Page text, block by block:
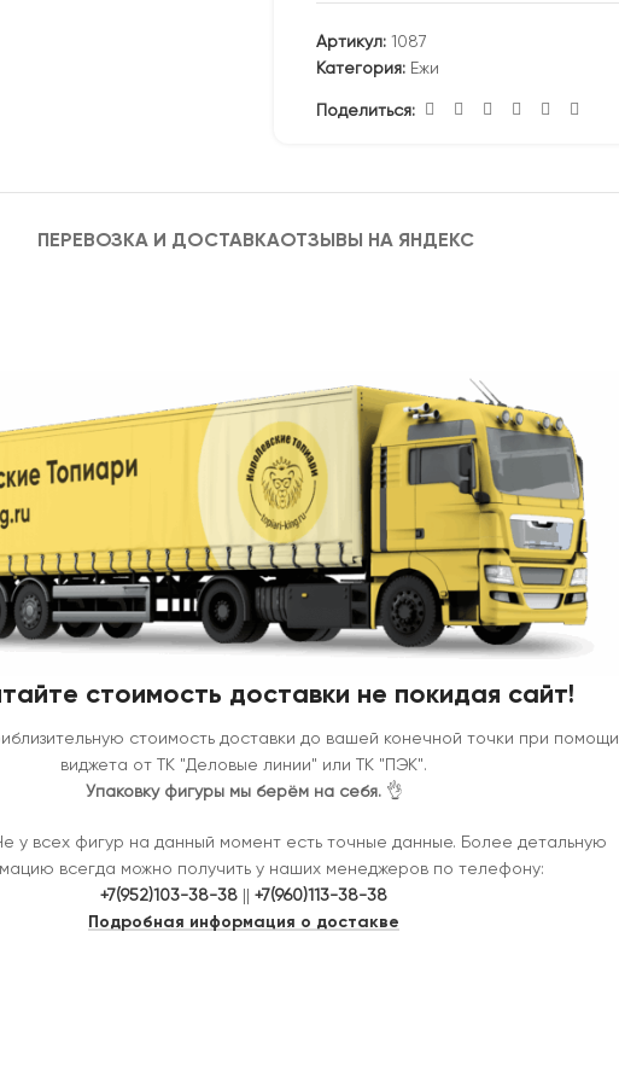
Артикул: 1087
Категория: Ежи
Поделиться:
ПЕРЕВОЗКА И ДОСТАВКАОТЗЫВЫ НА ЯНДЕКС
стоимость доставки не покидая сайт!
стоимость доставки до вашей конечной точки при помощи
виджета от ТК "Деловые линии" или ТК "ПЭК".
Упаковку фигуры мы берём на себя.👌
у всех фигур на данный момент есть точные данные. Более детальную
всегда можно получить у наших менеджеров по телефону:
+7(952)103-38-38 ||+7(960)113-38-38
Подробная информация о достакве